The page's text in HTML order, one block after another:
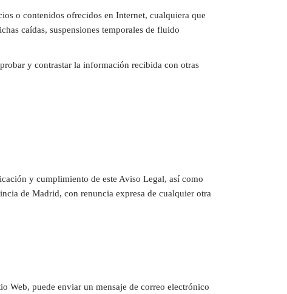
o contenidos ofrecidos en Internet, cualquiera que
caídas, suspensiones temporales de fluido
y contrastar la información recibida con otras
y cumplimiento de este Aviso Legal, así como
de Madrid, con renuncia expresa de cualquier otra
Web, puede enviar un mensaje de correo electrónico